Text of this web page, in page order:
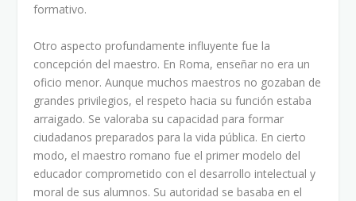
formativo.
Otro aspecto profundamente influyente fue la
concepción del maestro. En Roma, enseñar no era un
oficio menor. Aunque muchos maestros no gozaban de
grandes privilegios, el respeto hacia su función estaba
arraigado. Se valoraba su capacidad para formar
ciudadanos preparados para la vida pública. En cierto
modo, el maestro romano fue el primer modelo del
educador comprometido con el desarrollo intelectual y
moral de sus alumnos. Su autoridad se basaba en el